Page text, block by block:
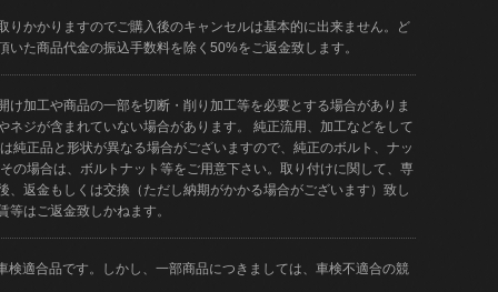
りかかりますのでご購入後のキャンセルは基本的に出来ません。ど
た商品代金の振込手数料を除く50%をご返金致します。
加工や商品の一部を切断・削り加工等を必要とする場合がありま
ジが含まれていない場合があります。 純正流用、加工などをして
純正品と形状が異なる場合がございますので、純正のボルト、ナッ
の場合は、ボルトナット等をご用意下さい。取り付けに関して、専
返金もしくは交換（ただし納期がかかる場合がございます）致し
はご返金致しかねます。
適合品です。しかし、一部商品につきましては、車検不適合の競